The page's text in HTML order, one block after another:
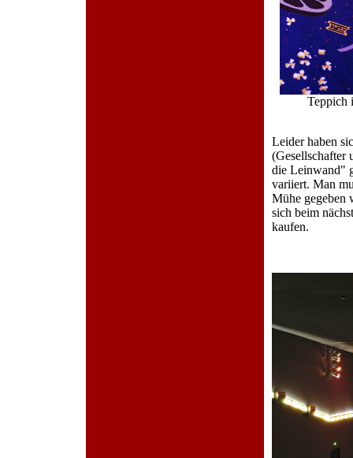
Teppich
Leider haben
(Gesellschafter
die Leinwand"
variiert. Man
Mühe gegeben
sich beim
kaufen.